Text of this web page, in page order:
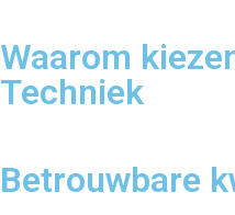
Waarom
Techniek
Betrouwbare